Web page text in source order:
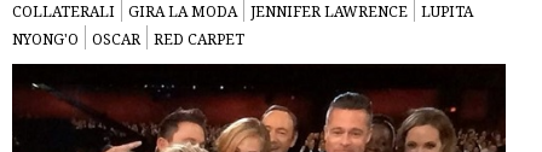
COLLATERALI
GIRA LA MODA JENNIFER LAWRENCE
LUPITA
NYONG'O
OSCAR RED CARPET